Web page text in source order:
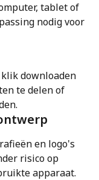
tablet of
nodig voor
klik downloaden
te delen of
en logo's
risico op
apparaat.